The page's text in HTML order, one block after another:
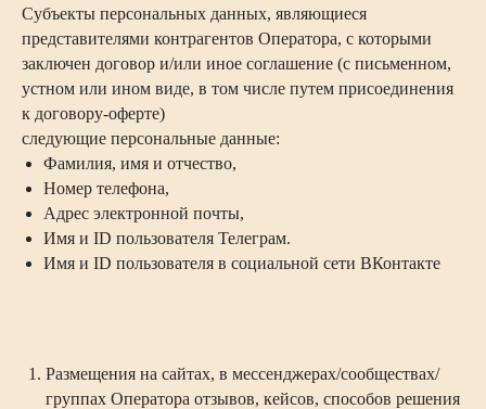
Субъекты персональных данных, являющиеся
представителями контрагентов Оператора, с которыми
заключен договор и/или иное соглашение (с письменном,
устном или ином виде, в том числе путем присоединения
к договору-оферте)
следующие персональные данные:
Фамилия, имя и отчество,
Номер телефона,
Адрес электронной почты,
Имя и ID пользователя Телеграм.
Имя и ID пользователя в социальной сети ВКонтакте
Размещения на сайтах, в мессенджерах/сообществах/
группах Оператора отзывов, кейсов, способов решения